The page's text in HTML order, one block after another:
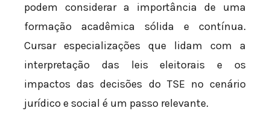
podem considerar a importância de uma
formação acadêmica sólida e contínua.
Cursar especializações que lidam com a
interpretação das leis eleitorais e os
impactos das decisões do TSE no cenário
jurídico e social é um passo relevante.